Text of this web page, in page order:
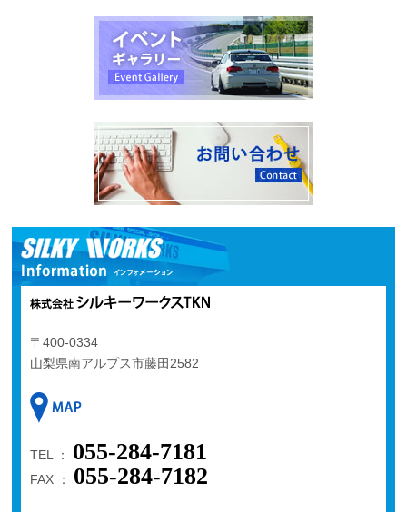
〒400-0334
山梨県南アルプス市藤田2582
TEL ： 055-284-7181
FAX ： 055-284-7182